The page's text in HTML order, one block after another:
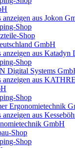
anzeigen aus Jokon
Shop
Shop
GmbH
anzeigen aus Katadyn
Shop
Digital Systems
anzeigen aus
Shop
Ergonomietechnik
anzeigen aus
GmbH
Shop
Shop